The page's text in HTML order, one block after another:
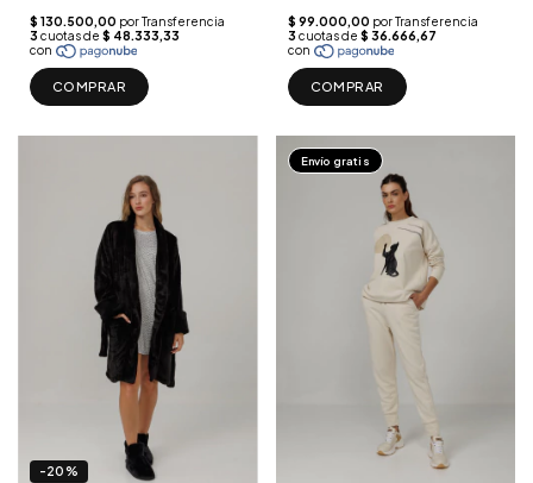
COMPRAR COMPRAR
-20%
Envío gratis